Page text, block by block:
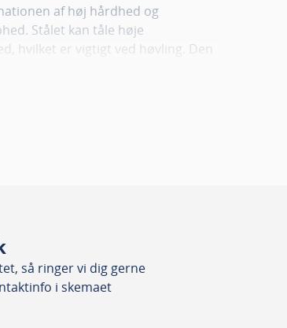
af høj hårdhed og
Stålet kan tåle høje
hvilket er vigtigt ved høvling. Den
og korrosionsbestandigheden
til både blødt og hårdt træ
planhøvling i træindustrien.
at af- og påmontere, og der
og slebet med præcision,
på høvlehovederne.
så ringer vi dig gerne
i skemaet